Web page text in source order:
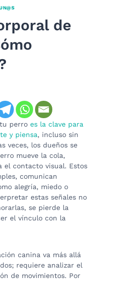
de
perro es la clave para
y piensa, incluso sin
veces, los dueños se
mueve la cola,
el contacto visual. Estos
comunican
alegría, miedo o
estas señales no
se pierde la
el vínculo con la
canina va más allá
requiere analizar el
de movimientos. Por